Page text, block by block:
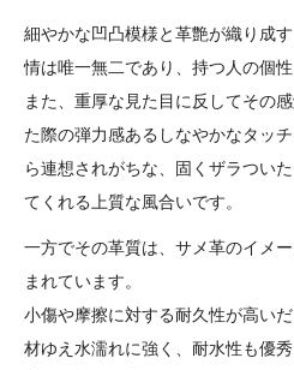
細やかな凹凸模様と革艶が織り成
情は唯一無二であり、持つ人の個
また、重厚な見た目に反してその
た際の弾力感あるしなやかなタッ
ら連想されがちな、固くザラつい
てくれる上質な風合いです。
一方でその革質は、サメ革のイメ
まれています。
小傷や摩擦に対する耐久性が高い
材ゆえ水濡れに強く、耐水性も優秀